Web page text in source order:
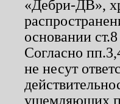
«Дебри-ДВ»,
основании
Согласно
не несут
ущемляющих